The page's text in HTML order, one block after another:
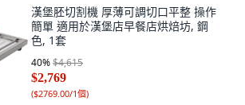
漢堡胚切割機 厚薄可調切口平整 操作
簡單 適用於漢堡店早餐店烘焙坊, 鋼
色, 1套
40%$4,615
$2,769
($2769.00/1個)